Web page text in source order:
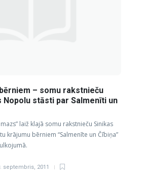
– somu rakstnieču
Nopolu stāsti par Salmenīti un
laiž klajā somu rakstnieču Sinikas
krājumu bērniem “Salmenīte un Čībiņa”
septembris, 2011